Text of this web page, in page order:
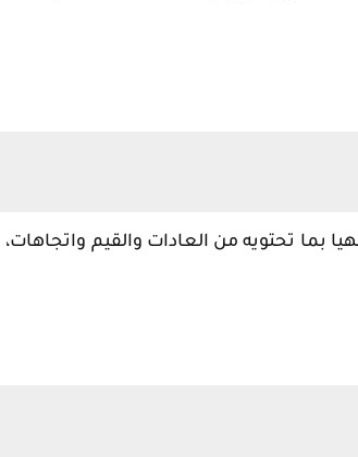
بما تحتويه من العادات والقيم